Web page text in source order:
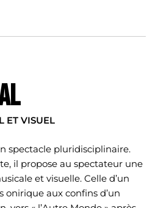
ET VISUEL
spectacle pluridisciplinaire.
il propose au spectateur une
et visuelle. Celle d’un
onirique aux confins d’un